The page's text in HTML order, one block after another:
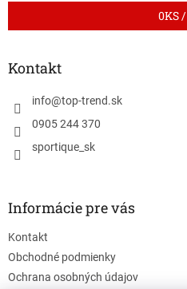
0KS /
Kontakt
info@top-trend.sk
0905 244 370
sportique_sk
Informácie pre vás
Kontakt
Obchodné podmienky
Ochrana osobných údajov